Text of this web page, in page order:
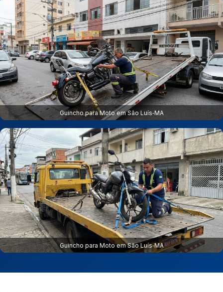
Guincho para Moto em São Luís‑MA
Guincho para Moto em São Luís‑MA